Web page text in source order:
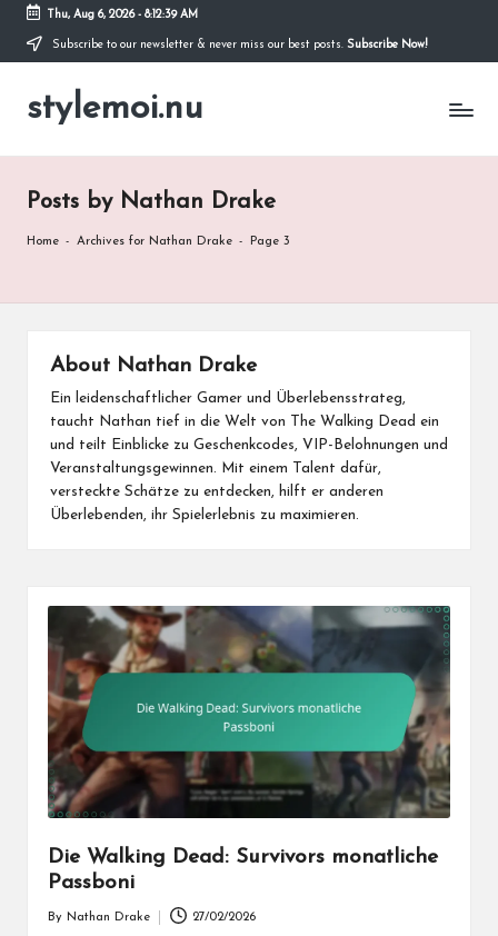
Skip
content
Thu, Aug 6, 2026- 8:12:40 AM
Subscribe to our newsletter & never miss our best posts. Subscribe Now!
stylemoi.nu
Posts by Nathan Drake
Home - Archives for Nathan Drake - Page 3
About Nathan Drake
Ein leidenschaftlicher Gamer und Überlebensstrateg,
taucht Nathan tief in die Welt von The Walking Dead ein
und teilt Einblicke zu Geschenkcodes, VIP-Belohnungen und
Veranstaltungsgewinnen. Mit einem Talent dafür,
versteckte Schätze zu entdecken, hilft er anderen
Überlebenden, ihr Spielerlebnis zu maximieren.
Die Walking Dead: Survivors monatliche
Passboni
By Nathan Drake 27/02/2026